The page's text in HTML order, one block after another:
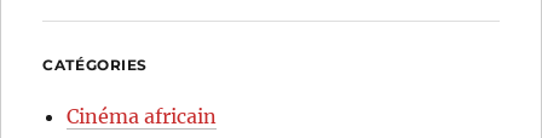
CATÉGORIES
Cinéma africain